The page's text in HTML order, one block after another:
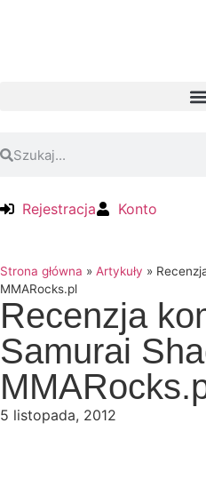
Rejestracja Konto
Strona główna » Artykuły »
MMARocks.pl
Recenzja
Samurai
5 listopada, 2012